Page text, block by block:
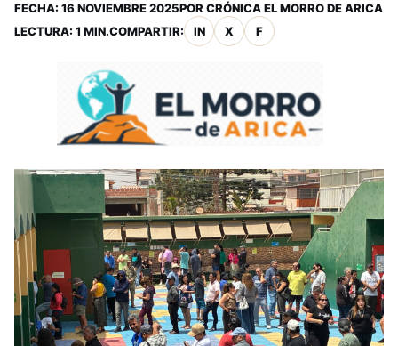
FECHA: 16 NOVIEMBRE 2025POR CRÓNICA EL MORRO DE ARICA
LECTURA: 1 MIN.COMPARTIR: IN X F